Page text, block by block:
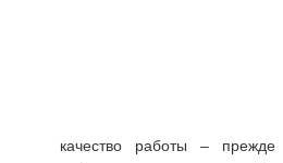
качество работы –